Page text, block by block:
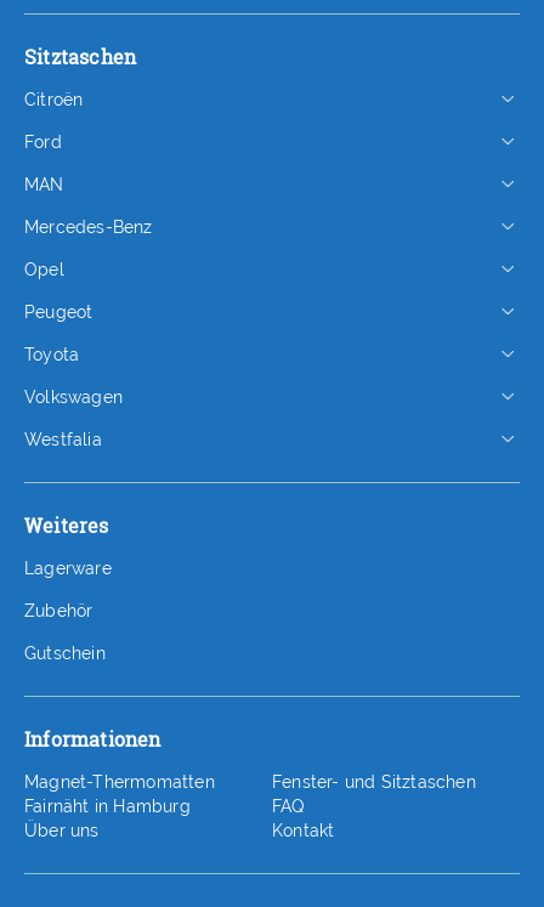
Sitztaschen
Citroën
Ford
MAN
Mercedes-Benz
Opel
Peugeot
Toyota
Volkswagen
Westfalia
Weiteres
Lagerware
Zubehör
Gutschein
Informationen
Magnet-Thermomatten
Fairnäht in Hamburg
Über uns
Fenster- und Sitztaschen
FAQ
Kontakt